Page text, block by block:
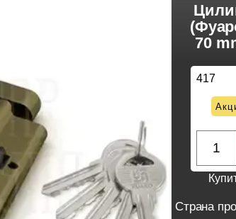
70
417
Страна